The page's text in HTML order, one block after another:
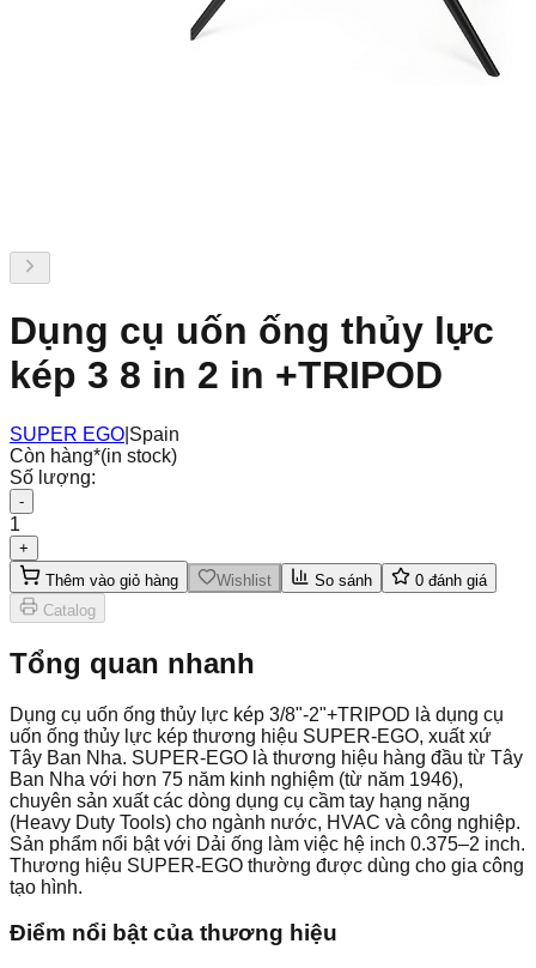
Dụng cụ uốn ống thủy lực
kép 3 8 in 2 in +TRIPOD
SUPER EGO Spain
Còn hàng*(in stock)
Số lượng:
-
1
+
Thêm vào giỏ hàng
Wishlist So sánh 0 đánh giá
Catalog
Tổng quan nhanh
Dụng cụ uốn ống thủy lực kép 3/8"-2"+TRIPOD là dụng cụ
uốn ống thủy lực kép thương hiệu SUPER-EGO, xuất xứ
Tây Ban Nha. SUPER-EGO là thương hiệu hàng đầu từ Tây
Ban Nha với hơn 75 năm kinh nghiệm (từ năm 1946),
chuyên sản xuất các dòng dụng cụ cầm tay hạng nặng
(Heavy Duty Tools) cho ngành nước, HVAC và công nghiệp.
Sản phẩm nổi bật với Dải ống làm việc hệ inch 0.375–2 inch.
Thương hiệu SUPER-EGO thường được dùng cho gia công
tạo hình.
Điểm nổi bật của thương hiệu